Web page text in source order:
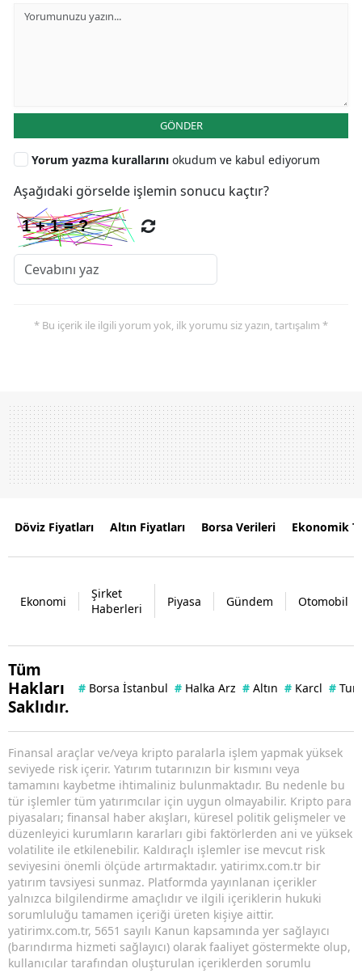
GÖNDER
Yorum yazma kurallarını okudum ve kabul ediyorum
Aşağıdaki görselde işlemin sonucu kaçtır?
* Bu içerik ile ilgili yorum yok, ilk yorumu siz yazın, tartışalım *
Döviz Fiyatları Altın Fiyatları Borsa Verileri Ekonomik
Ekonomi
Şirket
Haberleri
Piyasa Gündem Otomobil
Tüm
Hakları
Saklıdır.
# Borsa İstanbul # Halka Arz # Altın # Karcl #
Finansal araçlar ve/veya kripto paralarla işlem yapmak yüksek
seviyede risk içerir. Yatırım tutarınızın bir kısmını veya
tamamını kaybetme ihtimaliniz bulunmaktadır. Bu nedenle bu
tür işlemler tüm yatırımcılar için uygun olmayabilir. Kripto para
piyasaları; finansal haber akışları, küresel politik gelişmeler ve
düzenleyici kurumların kararları gibi faktörlerden ani ve yüksek
volatilite ile etkilenebilir. Kaldıraçlı işlemler ise mevcut risk
seviyesini önemli ölçüde artırmaktadır. yatirimx.com.tr bir
yatırım tavsiyesi sunmaz. Platformda yayınlanan içerikler
yalnızca bilgilendirme amaçlıdır ve ilgili içeriklerin hukuki
sorumluluğu tamamen içeriği üreten kişiye aittir.
yatirimx.com.tr, 5651 sayılı Kanun kapsamında yer sağlayıcı
(barındırma hizmeti sağlayıcı) olarak faaliyet göstermekte olup,
kullanıcılar tarafından oluşturulan içeriklerden sorumlu